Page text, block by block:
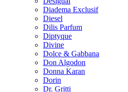
Diadema Exclusif
Diesel
Dilis Parfum
Diptyque
Divine
Dolce & Gabbana
Don Algodon
Donna Karan
Dorin
Dr. Gritti